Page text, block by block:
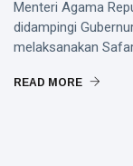
Menteri Agama
didampingi
melaksanakan
READ MORE